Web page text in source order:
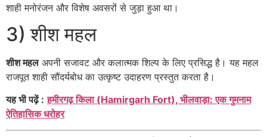
शाही मनोरंजन और विशेष अवसरों से जुड़ा हुआ था।
3) शीश महल
शीश महलअपनी सजावट और कलात्मक शिल्प के लिए प्रसिद्ध है। यह महल
राजपूत शाही सौंदर्यबोध का उत्कृष्ट उदाहरण प्रस्तुत करता है।
यह भी पढ़ें : हमीरगढ़ किला (Hamirgarh Fort), भीलवाड़ा: एक गुमनाम
ऐतिहासिक धरोहर